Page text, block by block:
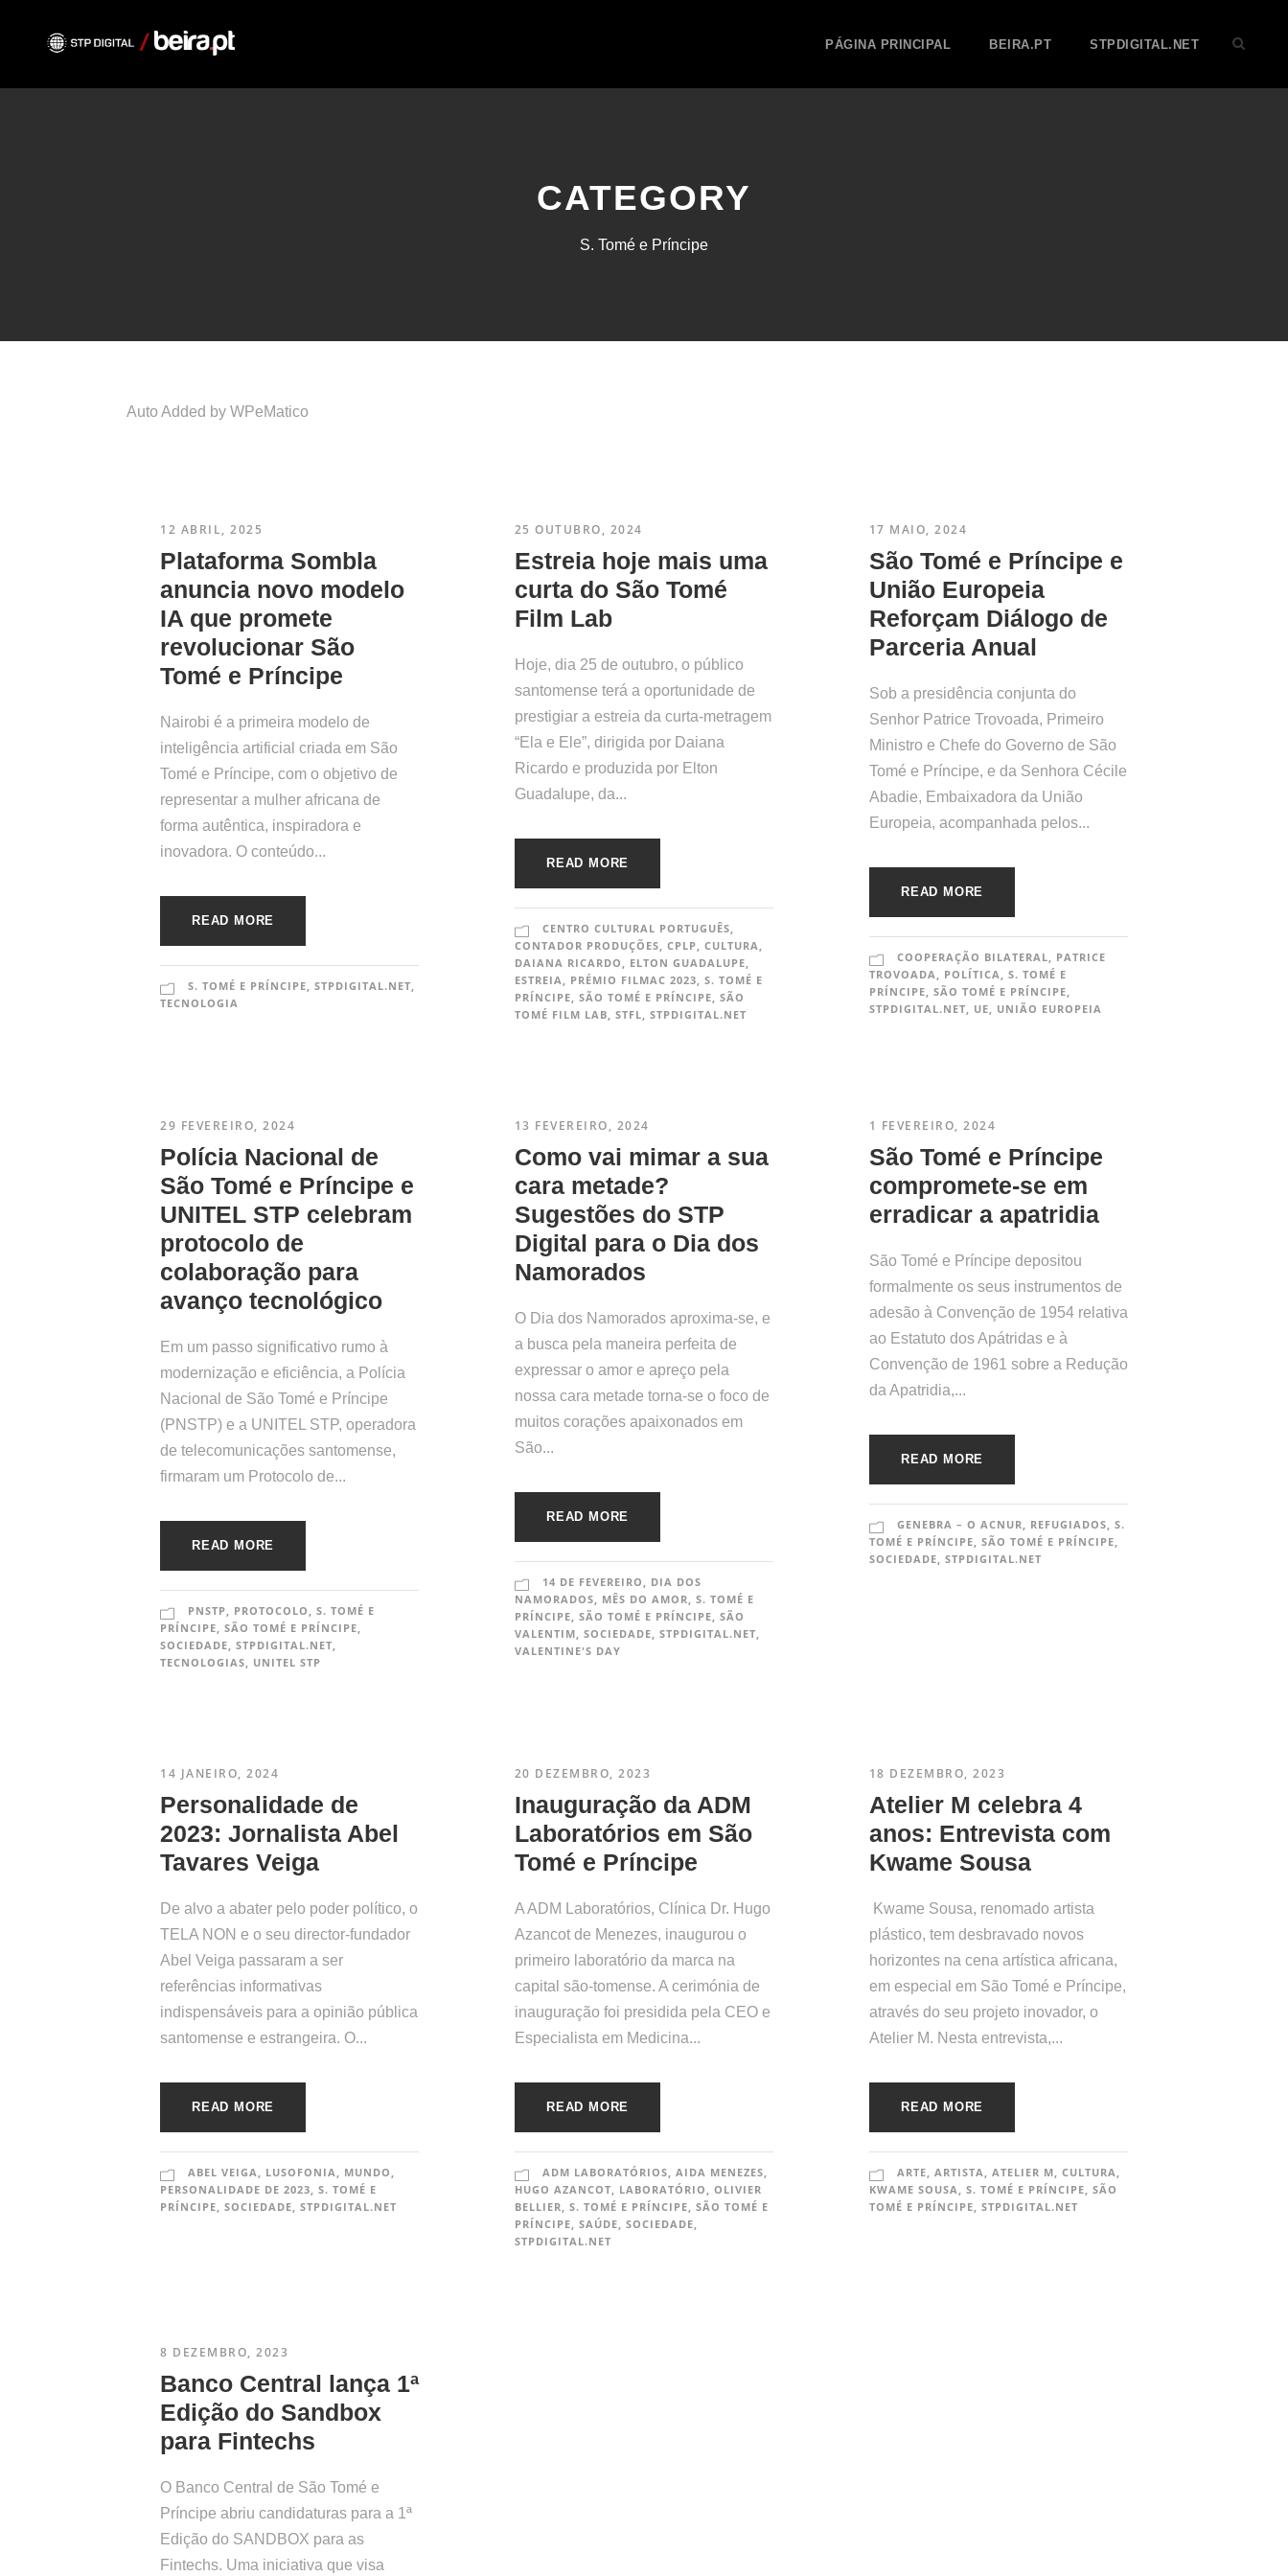
PÁGINA PRINCIPAL BEIRA.PT STPDIGITAL.NET
CATEGORY
S. Tomé e Príncipe
Auto Added by WPeMatico
12 ABRIL, 2025
Plataforma Sombla
anuncia novo modelo
IA que promete
revolucionar São
Tomé e Príncipe
Nairobi é a primeira modelo de
inteligência artificial criada em São
Tomé e Príncipe, com o objetivo de
representar a mulher africana de
forma autêntica, inspiradora e
inovadora. O conteúdo...
READ MORE
S. TOMÉ E PRÍNCIPE, STPDIGITAL.NET,
TECNOLOGIA
25 OUTUBRO, 2024
Estreia hoje mais uma
curta do São Tomé
Film Lab
Hoje, dia 25 de outubro, o público
santomense terá a oportunidade de
prestigiar a estreia da curta-metragem
“Ela e Ele”, dirigida por Daiana
Ricardo e produzida por Elton
Guadalupe, da...
READ MORE
CENTRO CULTURAL PORTUGUÊS,
CONTADOR PRODUÇÕES, CPLP, CULTURA,
DAIANA RICARDO , ELTON GUADALUPE,
ESTREIA, PRÉMIO FILMAC 2023, S. TOMÉ E
PRÍNCIPE, SÃO TOMÉ E PRÍNCIPE, SÃO
TOMÉ FILM LAB, STFL, STPDIGITAL.NET
17 MAIO, 2024
São Tomé e Príncipe e
União Europeia
Reforçam Diálogo de
Parceria Anual
Sob a presidência conjunta do
Senhor Patrice Trovoada, Primeiro
Ministro e Chefe do Governo de São
Tomé e Príncipe, e da Senhora Cécile
Abadie, Embaixadora da União
Europeia, acompanhada pelos...
READ MORE
COOPERAÇÃO BILATERAL, PATRICE
TROVOADA, POLÍTICA, S. TOMÉ E
PRÍNCIPE, SÃO TOMÉ E PRÍNCIPE,
STPDIGITAL.NET, UE, UNIÃO EUROPEIA
29 FEVEREIRO, 2024
Polícia Nacional de
São Tomé e Príncipe e
UNITEL STP celebram
protocolo de
colaboração para
avanço tecnológico
Em um passo significativo rumo à
modernização e eficiência, a Polícia
Nacional de São Tomé e Príncipe
(PNSTP) e a UNITEL STP, operadora
de telecomunicações santomense,
firmaram um Protocolo de...
READ MORE
PNSTP, PROTOCOLO , S. TOMÉ E
PRÍNCIPE, SÃO TOMÉ E PRÍNCIPE,
SOCIEDADE, STPDIGITAL.NET,
TECNOLOGIAS, UNITEL STP
13 FEVEREIRO, 2024
Como vai mimar a sua
cara metade?
Sugestões do STP
Digital para o Dia dos
Namorados
O Dia dos Namorados aproxima-se, e
a busca pela maneira perfeita de
expressar o amor e apreço pela
nossa cara metade torna-se o foco de
muitos corações apaixonados em
São...
READ MORE
14 DE FEVEREIRO , DIA DOS
NAMORADOS, MÊS DO AMOR, S. TOMÉ E
PRÍNCIPE, SÃO TOMÉ E PRÍNCIPE, SÃO
VALENTIM, SOCIEDADE, STPDIGITAL.NET,
VALENTINE'S DAY
1 FEVEREIRO, 2024
São Tomé e Príncipe
compromete-se em
erradicar a apatridia
São Tomé e Príncipe depositou
formalmente os seus instrumentos de
adesão à Convenção de 1954 relativa
ao Estatuto dos Apátridas e à
Convenção de 1961 sobre a Redução
da Apatridia,...
READ MORE
GENEBRA – O ACNUR, REFUGIADOS, S.
TOMÉ E PRÍNCIPE, SÃO TOMÉ E PRÍNCIPE,
SOCIEDADE, STPDIGITAL.NET
14 JANEIRO, 2024
Personalidade de
2023: Jornalista Abel
Tavares Veiga
De alvo a abater pelo poder político, o
TELA NON e o seu director-fundador
Abel Veiga passaram a ser
referências informativas
indispensáveis para a opinião pública
santomense e estrangeira. O...
READ MORE
ABEL VEIGA, LUSOFONIA, MUNDO ,
PERSONALIDADE DE 2023, S. TOMÉ E
PRÍNCIPE, SOCIEDADE, STPDIGITAL.NET
20 DEZEMBRO, 2023
Inauguração da ADM
Laboratórios em São
Tomé e Príncipe
A ADM Laboratórios, Clínica Dr. Hugo
Azancot de Menezes, inaugurou o
primeiro laboratório da marca na
capital são-tomense. A cerimónia de
inauguração foi presidida pela CEO e
Especialista em Medicina...
READ MORE
ADM LABORATÓRIOS, AIDA MENEZES,
HUGO AZANCOT, LABORATÓRIO , OLIVIER
BELLIER, S. TOMÉ E PRÍNCIPE, SÃO TOMÉ E
PRÍNCIPE, SAÚDE, SOCIEDADE,
STPDIGITAL.NET
18 DEZEMBRO, 2023
Atelier M celebra 4
anos: Entrevista com
Kwame Sousa
Kwame Sousa, renomado artista
plástico, tem desbravado novos
horizontes na cena artística africana,
em especial em São Tomé e Príncipe,
através do seu projeto inovador, o
Atelier M. Nesta entrevista,...
READ MORE
ARTE, ARTISTA, ATELIER M, CULTURA,
KWAME SOUSA, S. TOMÉ E PRÍNCIPE, SÃO
TOMÉ E PRÍNCIPE, STPDIGITAL.NET
8 DEZEMBRO, 2023
Banco Central lança 1ª
Edição do Sandbox
para Fintechs
O Banco Central de São Tomé e
Príncipe abriu candidaturas para a 1ª
Edição do SANDBOX para as
Fintechs. Uma iniciativa que visa
O PROJETO
Fortalecer estratégicas de desenvolvimento